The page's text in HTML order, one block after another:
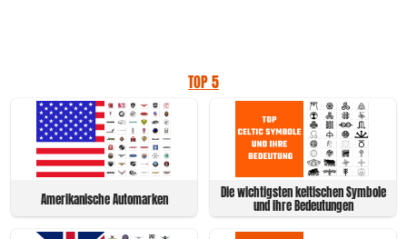
TOP 5
Amerikanische Automarken Die wichtigsten keltischen Symbole
und ihre Bedeutungen